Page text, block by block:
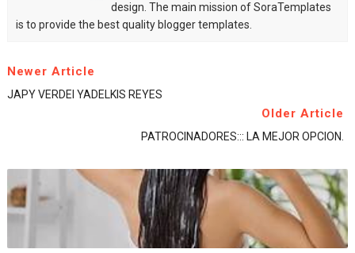
design. The main mission of SoraTemplates
is to provide the best quality blogger templates.
Newer Article
JAPY VERDEI YADELKIS REYES
Older Article
PATROCINADORES::: LA MEJOR OPCION.